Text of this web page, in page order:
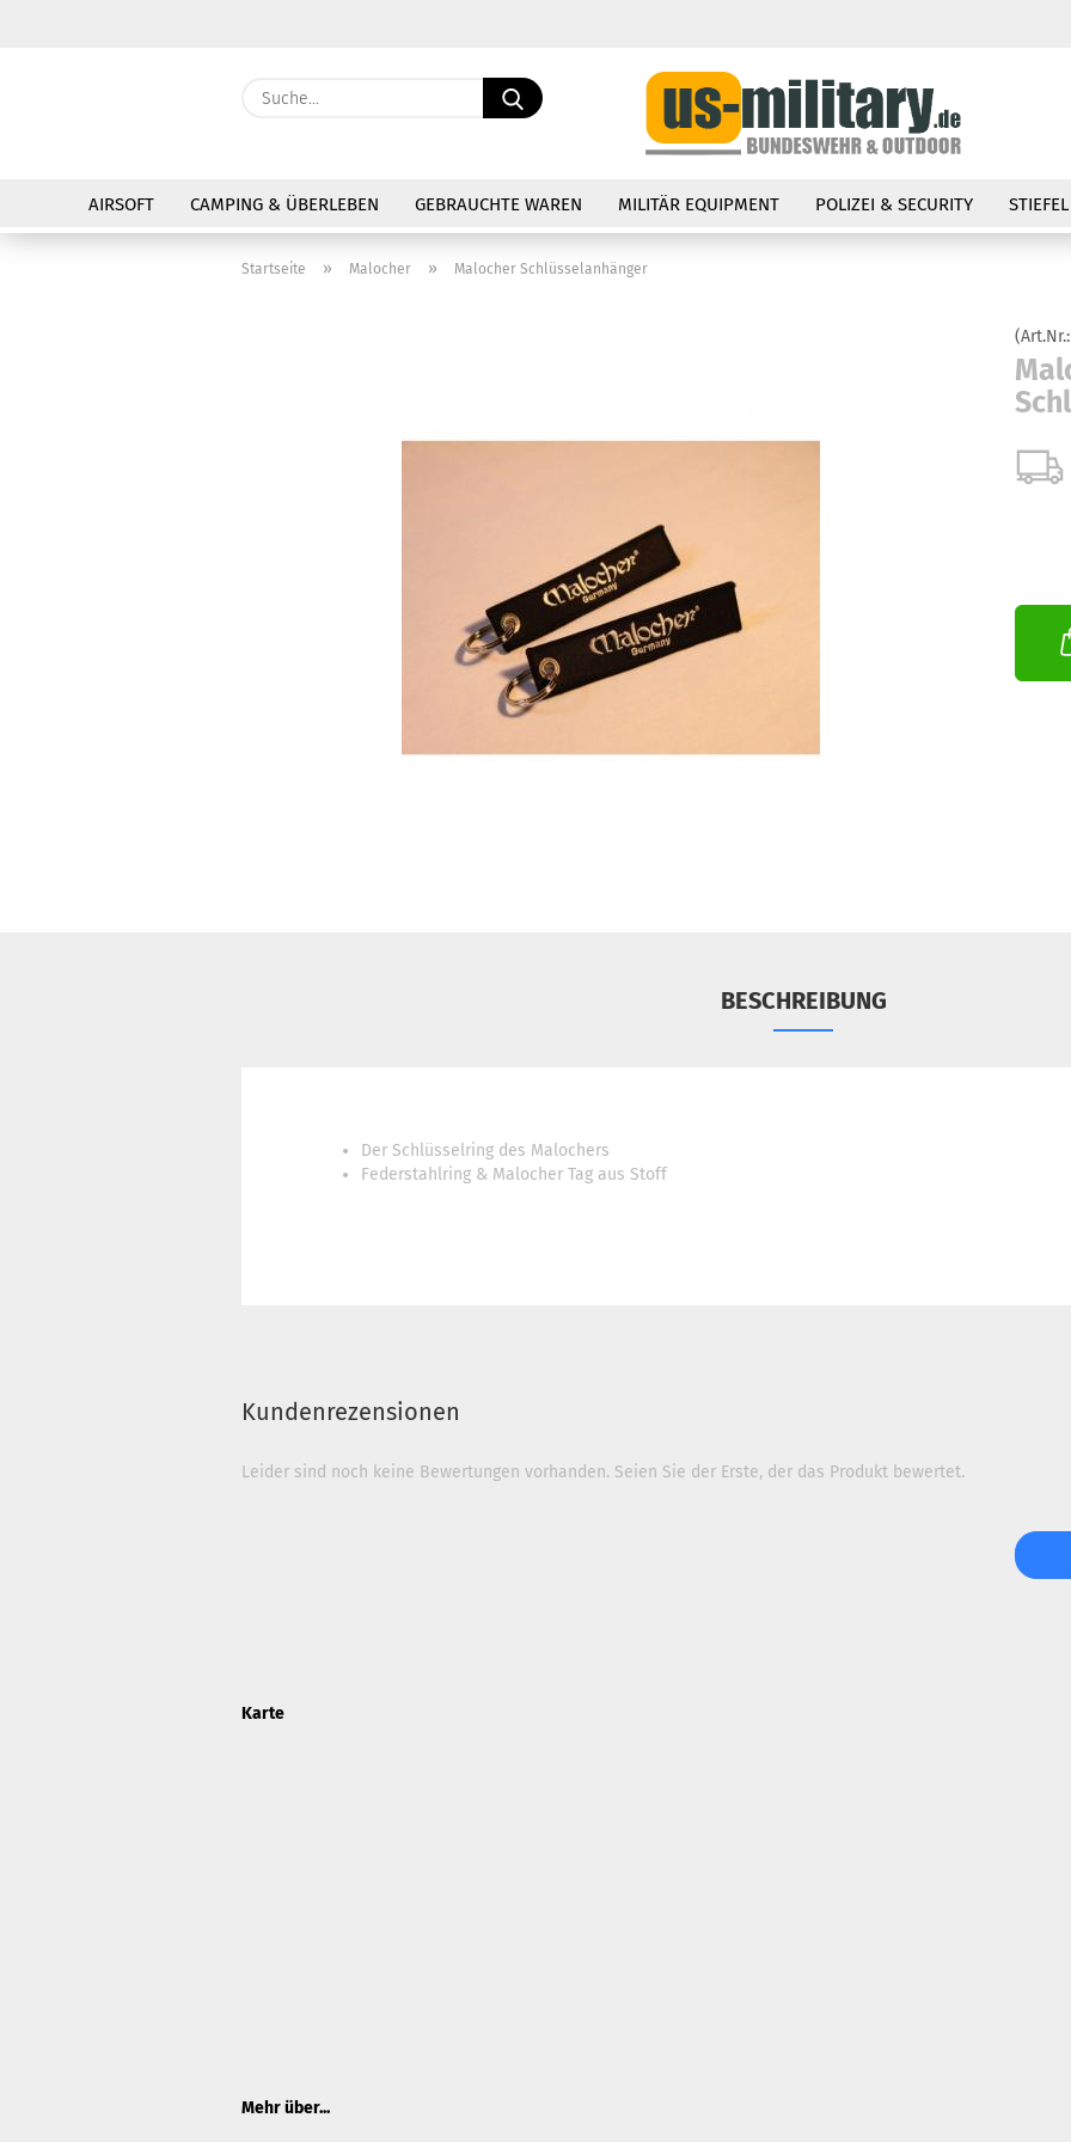
Sprache auswählen
E-Mail
Konto erstellen
Passwort
Suche...
AIRSOFT CAMPING & ÜBERLEBEN GEBRAUCHTE WAREN MILITÄR EQUIPMENT POLIZEI & SECURITY STIEFEL
Startseite » Malocher » Malocher Schlüsselanhänger
(Art.Nr.:
BESCHREIBUNG
Der Schlüsselring des Malochers
Federstahlring & Malocher Tag aus Stoff
Kundenrezensionen
Leider sind noch keine Bewertungen vorhanden. Seien Sie der Erste, der das Produkt bewertet.
Karte
Mehr über...